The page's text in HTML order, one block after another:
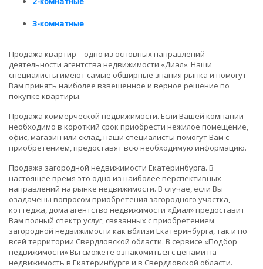
3-комнатные
Продажа квартир – одно из основных направлений
деятельности агентства недвижимости «Диал». Наши
специалисты имеют самые обширные знания рынка и помогут
Вам принять наиболее взвешенное и верное решение по
покупке квартиры.
Продажа коммерческой недвижимости. Если Вашей компании
необходимо в короткий срок приобрести нежилое помещение,
офис, магазин или склад, наши специалисты помогут Вам с
приобретением, предоставят всю необходимую информацию.
Продажа загородной недвижимости Екатеринбурга. В
настоящее время это одно из наиболее перспективных
направлений на рынке недвижимости. В случае, если Вы
озадачены вопросом приобретения загородного участка,
коттеджа, дома агентство недвижимости «Диал» предоставит
Вам полный спектр услуг, связанных с приобретением
загородной недвижимости как вблизи Екатеринбурга, так и по
всей территории Свердловской области. В сервисе «Подбор
недвижимости» Вы сможете ознакомиться с ценами на
недвижимость в Екатеринбурге и в Свердловской области.